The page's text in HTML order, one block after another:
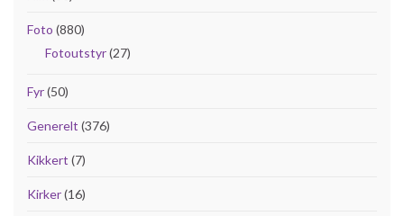
Foto (880)
Fotoutstyr(27)
Fyr(50)
Generelt (376)
Kikkert (7)
Kirker(16)